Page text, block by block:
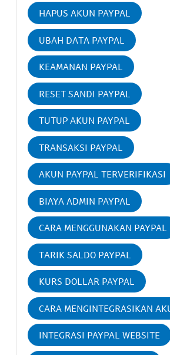
HAPUS AKUN PAYPAL
UBAH DATA PAYPAL
KEAMANAN PAYPAL
RESET SANDI PAYPAL
TUTUP AKUN PAYPAL
TRANSAKSI PAYPAL
AKUN PAYPAL TERVERIFIKASI
BIAYA ADMIN PAYPAL
CARA MENGGUNAKAN PAYPAL
TARIK SALDO PAYPAL
KURS DOLLAR PAYPAL
CARA MENGINTEGRASIKAN
INTEGRASI PAYPAL WEBSITE